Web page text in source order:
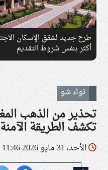
أكثر بنفس شروط التقديم
توك شو
تحذير من الذهب
تكشف الطريقة
الأحد، 31 مايو 2026 11:46 م